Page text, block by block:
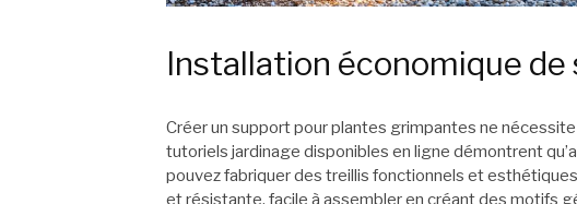
Installation économique
Créer un support pour plantes grimpantes ne
tutoriels jardinage disponibles en ligne démontrent
pouvez fabriquer des treillis fonctionnels et
et résistante, facile à assembler en créant des motifs